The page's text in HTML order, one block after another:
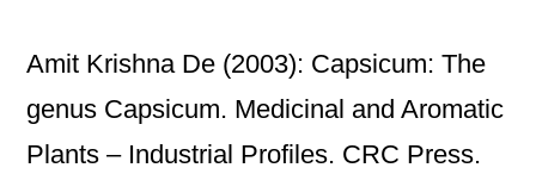
Amit Krishna De (2003): Capsicum: The
genus Capsicum. Medicinal and Aromatic
Plants – Industrial Profiles. CRC Press.